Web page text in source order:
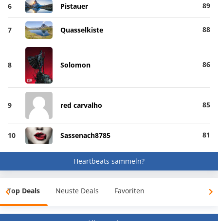
6 Pistauer 89
7 Quasselkiste 88
8 Solomon 86
9 red carvalho 85
10 Sassenach8785 81
Heartbeats sammeln?
Top Deals Neuste Deals Favoriten